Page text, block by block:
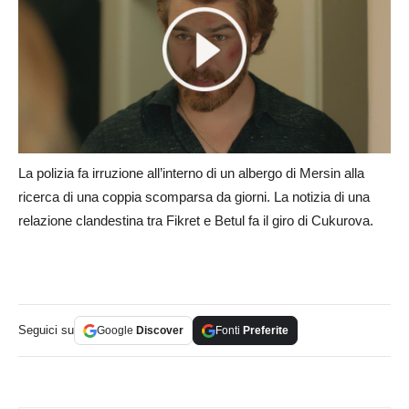
La polizia fa irruzione all’interno di un albergo di Mersin alla
ricerca di una coppia scomparsa da giorni. La notizia di una
relazione clandestina tra Fikret e Betul fa il giro di Cukurova.
Seguici su Google Discover Fonti Preferite